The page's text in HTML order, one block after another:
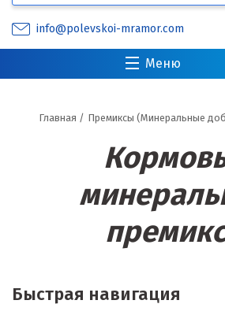
info@polevskoi-mramor.com
Меню
Главная / Премиксы (Минеральные
Быстрая навигация